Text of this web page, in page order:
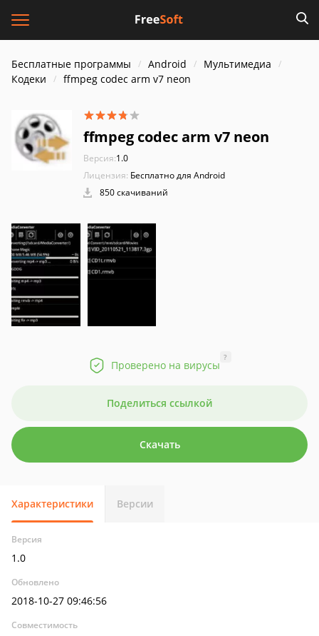
Бесплатные программы Android
Мультимедиа
Кодеки
ffmpeg codec arm v7 neon
ffmpeg codec arm v7 neon
Версия:1.0
Лицензия: Бесплатно для Android
850 скачиваний
Проверено на вирусы
?
Поделиться ссылкой
Скачать
Характеристики Версии
Версия
1.0
Обновлено
2018-10-27 09:46:56
Совместимость